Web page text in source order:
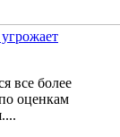
все более
оценкам